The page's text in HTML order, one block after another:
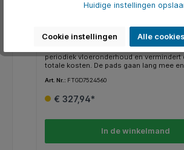
per 2 stuk
Twister HT reduceert significant de
periodiek vloeronderhoud en vermindert
totale kosten. De pads gaan lang mee
in een schone stralende en gepolijste
voor en dagelijkse reiniging en
Art. Nr.: FTGD7524560
€ 327,94*
In de winkelmand
Huidige instellingen
Cookie instellingen Alle